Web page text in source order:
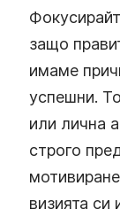
защо
имаме
успешни.
или лична
строго
визията си